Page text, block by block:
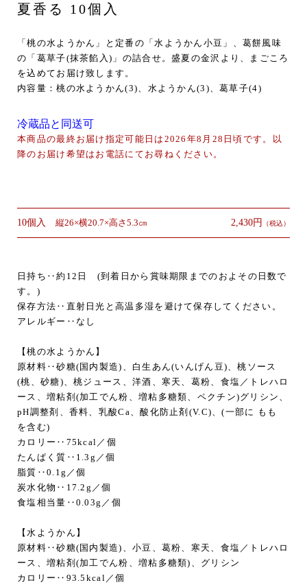
夏香る 10個入
「桃の水ようかん」と定番の「水ようかん小豆」、葛餅風味
の「葛草子(抹茶餡入)」の詰合せ。盛夏の金沢より、まごころ
を込めてお届け致します。
内容量：桃の水ようかん(3)、水ようかん(3)、葛草子(4)
冷蔵品と同送可
本商品の最終お届け指定可能日は2026年8月28日頃です。以
降のお届け希望はお電話にてお尋ねください。
10個入 縦26×横20.7×高さ5.3㎝ 2,430円 （税込）
日持ち‥約12日 (到着日から賞味期限までのおよその日数で
す。)
保存方法‥直射日光と高温多湿を避けて保存してください。
アレルギー‥なし
【桃の水ようかん】
原材料‥砂糖(国内製造)、白生あん(いんげん豆)、桃ソース
(桃、砂糖)、桃ジュース、洋酒、寒天、葛粉、食塩／トレハロ
ース、増粘剤(加工でん粉、増粘多糖類、ペクチン)グリシン、
pH調整剤、香料、乳酸Ca、酸化防止剤(V.C)、(一部に もも
を含む)
カロリー‥75kcal／個
たんぱく質‥1.3g／個
脂質‥0.1g／個
炭水化物‥17.2g／個
食塩相当量‥0.03g／個
【水ようかん】
原材料‥砂糖(国内製造)、小豆、葛粉、寒天、食塩／トレハロ
ース、増粘剤(加工でん粉、増粘多糖類)、グリシン
カロリー‥93.5kcal／個